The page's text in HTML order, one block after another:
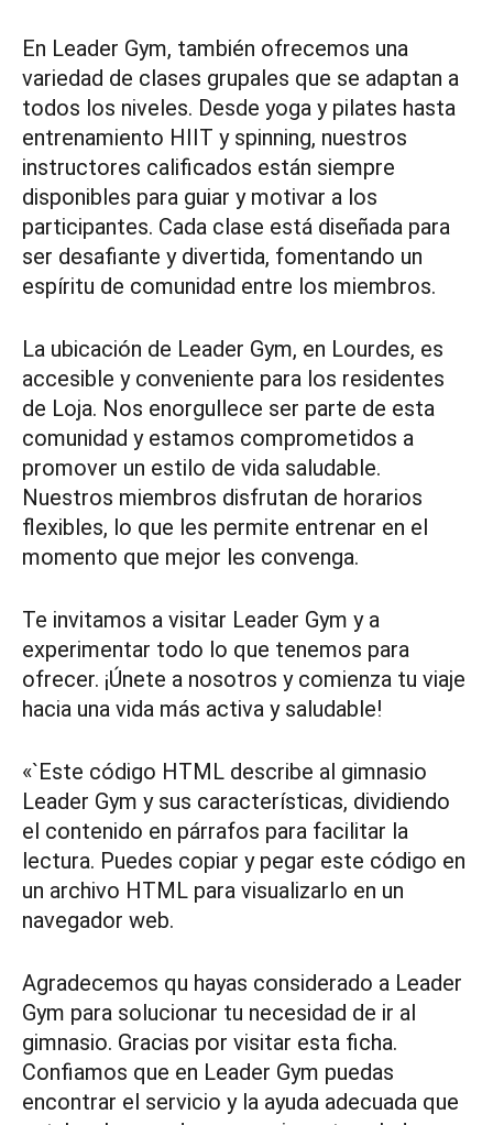
En Leader Gym, también ofrecemos una
variedad de clases grupales que se adaptan a
todos los niveles. Desde yoga y pilates hasta
entrenamiento HIIT y spinning, nuestros
instructores calificados están siempre
disponibles para guiar y motivar a los
participantes. Cada clase está diseñada para
ser desafiante y divertida, fomentando un
espíritu de comunidad entre los miembros.
La ubicación de Leader Gym, en Lourdes, es
accesible y conveniente para los residentes
de Loja. Nos enorgullece ser parte de esta
comunidad y estamos comprometidos a
promover un estilo de vida saludable.
Nuestros miembros disfrutan de horarios
flexibles, lo que les permite entrenar en el
momento que mejor les convenga.
Te invitamos a visitar Leader Gym y a
experimentar todo lo que tenemos para
ofrecer. ¡Únete a nosotros y comienza tu viaje
hacia una vida más activa y saludable!
«`Este código HTML describe al gimnasio
Leader Gym y sus características, dividiendo
el contenido en párrafos para facilitar la
lectura. Puedes copiar y pegar este código en
un archivo HTML para visualizarlo en un
navegador web.
Agradecemos qu hayas considerado a Leader
Gym para solucionar tu necesidad de ir al
gimnasio. Gracias por visitar esta ficha.
Confiamos que en Leader Gym puedas
encontrar el servicio y la ayuda adecuada que